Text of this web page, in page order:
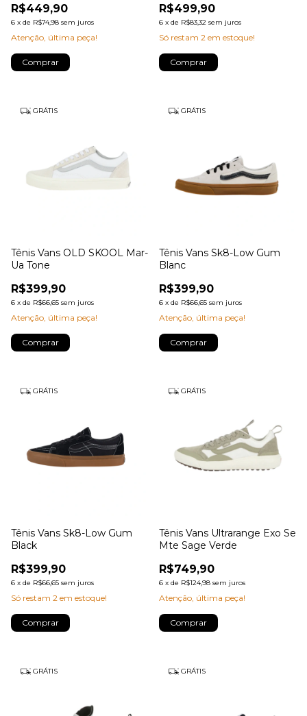
R$449,90
6 x de R$74,98 sem juros
Atenção, última peça!
Comprar
R$499,90
6 x de R$83,32 sem juros
Só restam 2 em estoque!
Comprar
GRÁTIS
Tênis Vans OLD SKOOL Mar-
Ua Tone
R$399,90
6 x de R$66,65 sem juros
Atenção, última peça!
Comprar
GRÁTIS
Tênis Vans Sk8-Low Gum
Blanc
R$399,90
6 x de R$66,65 sem juros
Atenção, última peça!
Comprar
GRÁTIS
Tênis Vans Sk8-Low Gum
Black
R$399,90
6 x de R$66,65 sem juros
Só restam 2 em estoque!
Comprar
GRÁTIS
Tênis Vans Ultrarange Exo Se
Mte Sage Verde
R$749,90
6 x de R$124,98 sem juros
Atenção, última peça!
Comprar
GRÁTIS GRÁTIS